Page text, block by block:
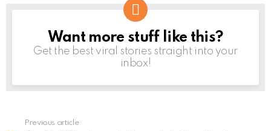
NEWSLETTER
Want more stuff like this?
Get the best viral stories straight into your
inbox!
Previous article